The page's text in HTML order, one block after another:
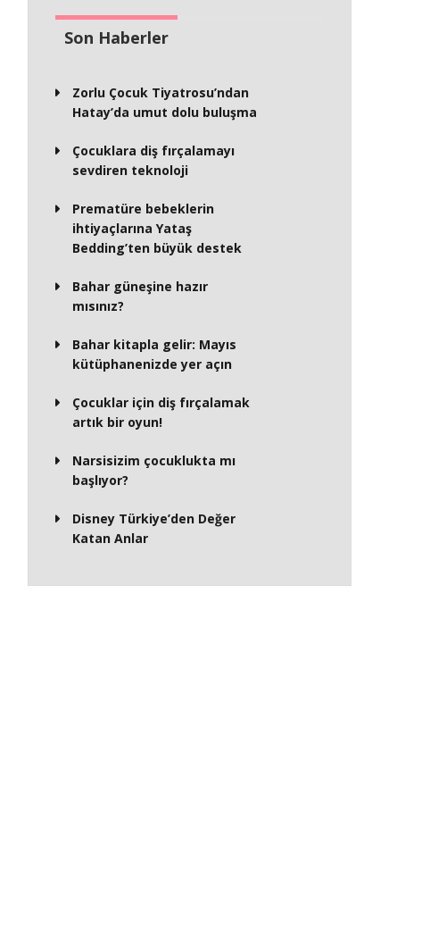
Son Haberler
Zorlu Çocuk Tiyatrosu’ndan
Hatay’da umut dolu buluşma
Çocuklara diş fırçalamayı
sevdiren teknoloji
Prematüre bebeklerin
ihtiyaçlarına Yataş
Bedding’ten büyük destek
Bahar güneşine hazır
mısınız?
Bahar kitapla gelir: Mayıs
kütüphanenizde yer açın
Çocuklar için diş fırçalamak
artık bir oyun!
Narsisizim çocuklukta mı
başlıyor?
Disney Türkiye’den Değer
Katan Anlar